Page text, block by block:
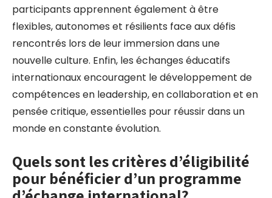
participants apprennent également à être
flexibles, autonomes et résilients face aux défis
rencontrés lors de leur immersion dans une
nouvelle culture. Enfin, les échanges éducatifs
internationaux encouragent le développement de
compétences en leadership, en collaboration et en
pensée critique, essentielles pour réussir dans un
monde en constante évolution.
Quels sont les critères d’éligibilité
pour bénéficier d’un programme